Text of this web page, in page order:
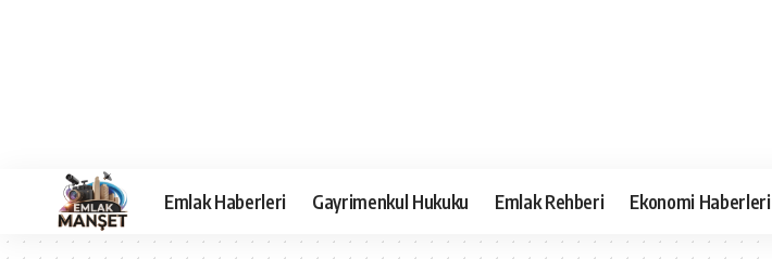
Emlak Haberleri Gayrimenkul Hukuku Emlak Rehberi Ekonomi Haberleri